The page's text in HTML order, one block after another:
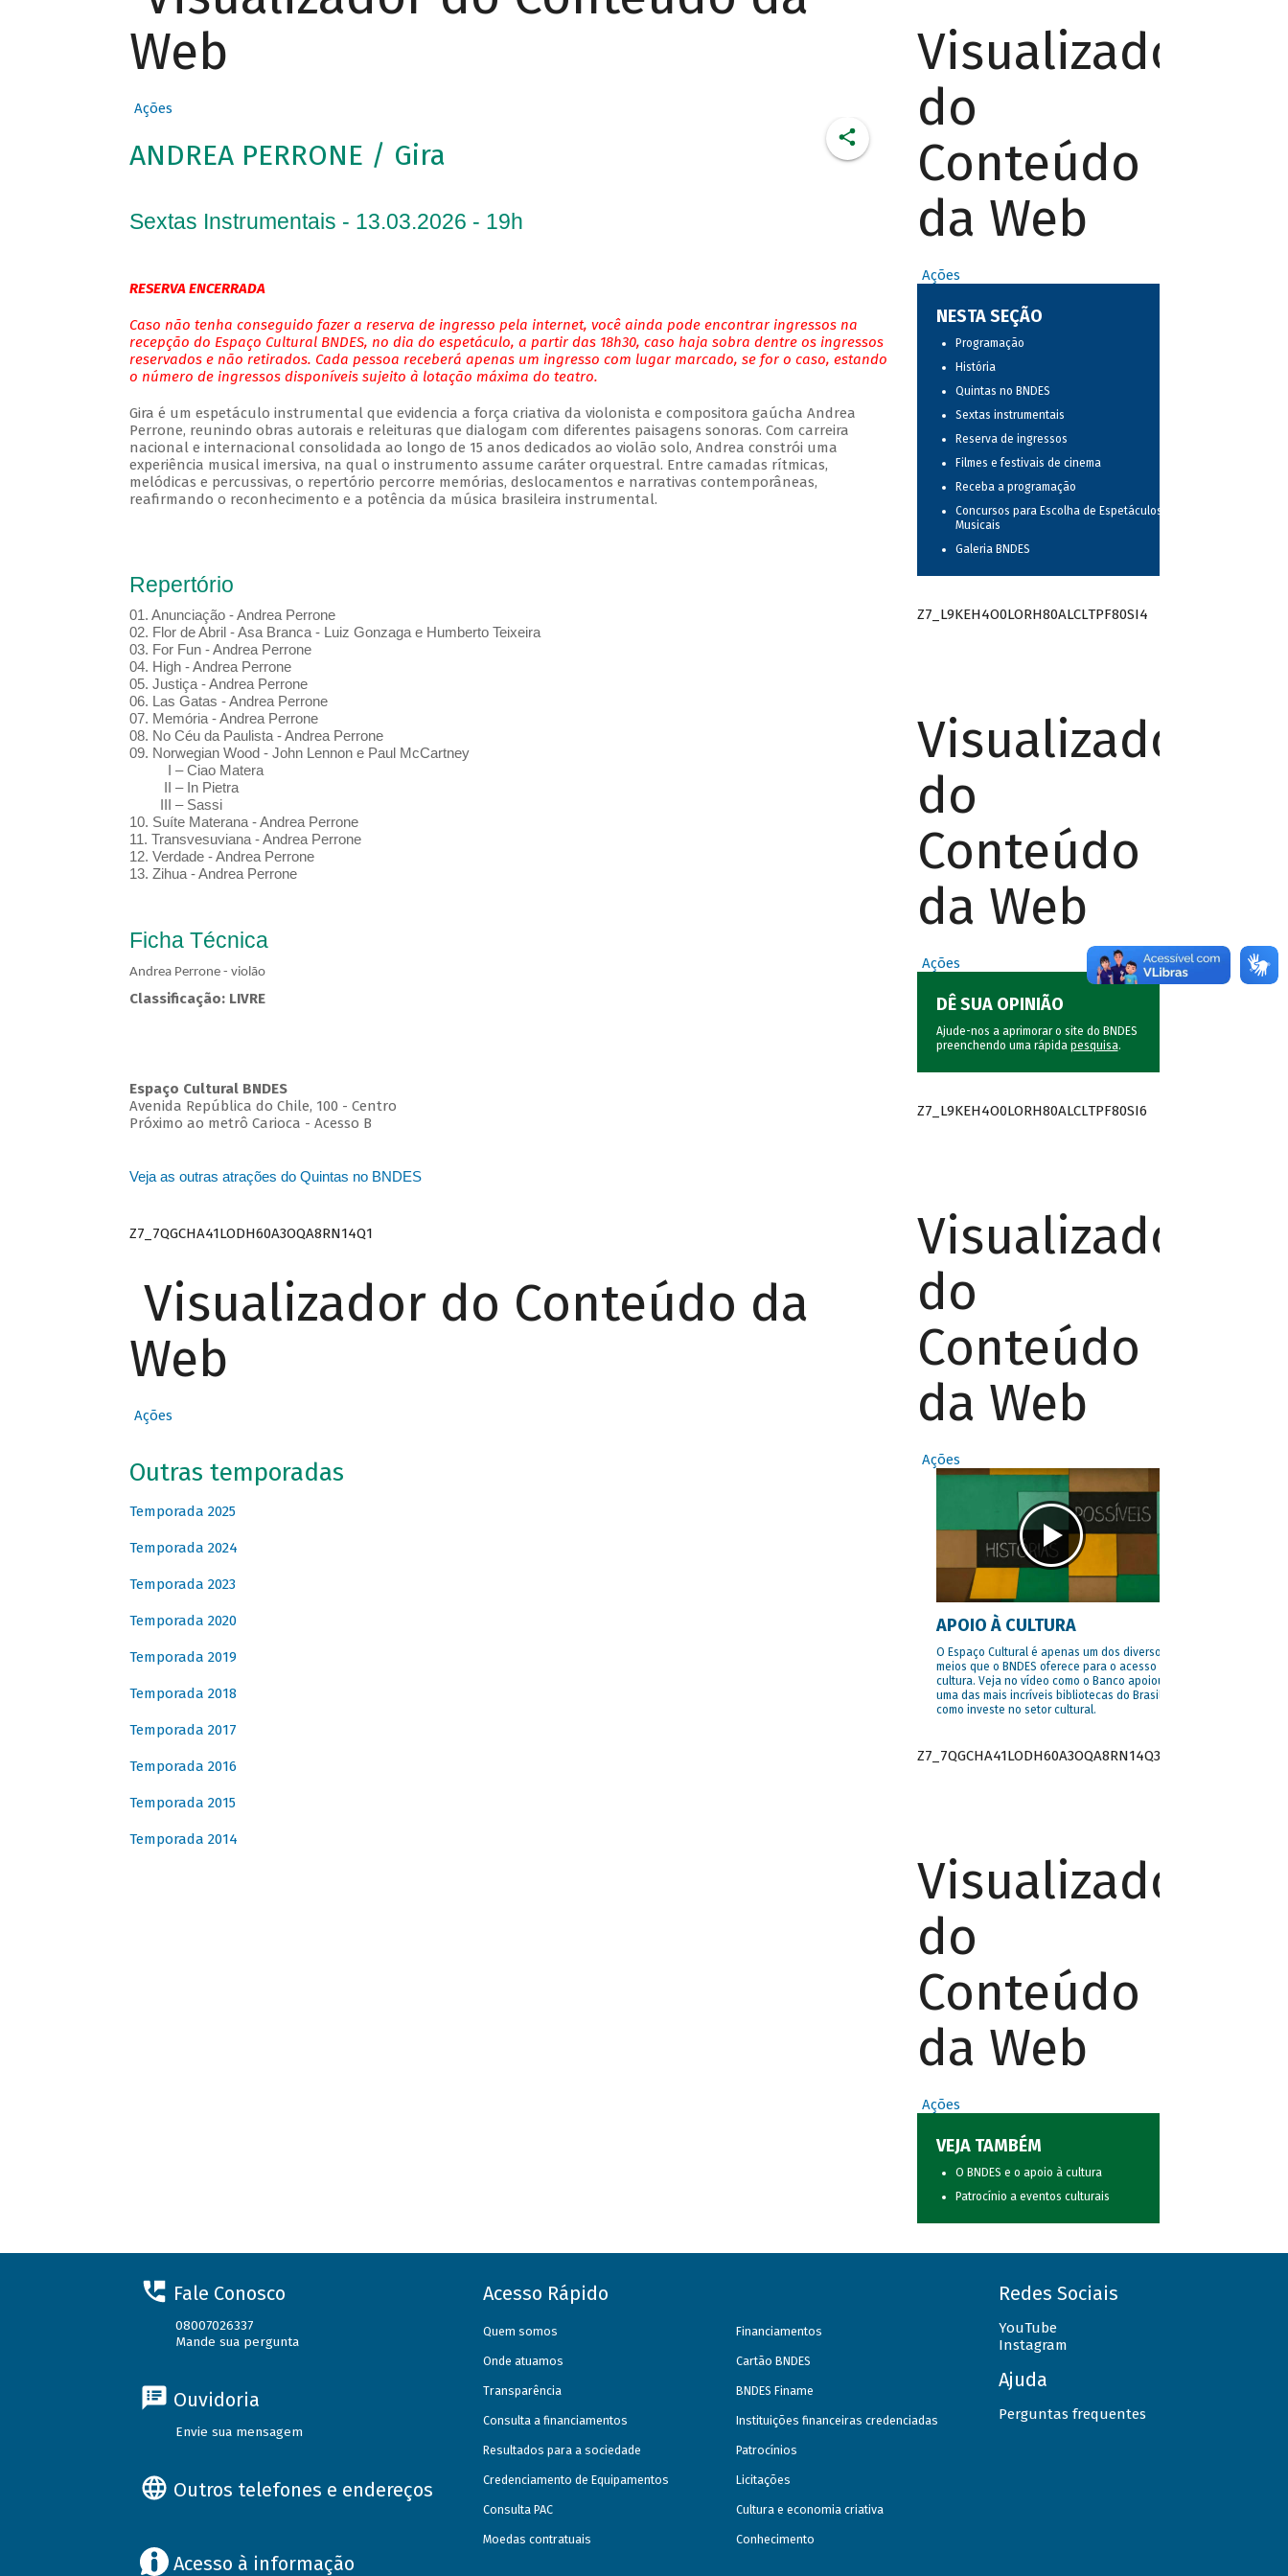
Web
Ações
ANDREA PERRONE / Gira
Sextas Instrumentais - 13.03.2026 - 19h
RESERVA ENCERRADA
Caso não tenha conseguido fazer a reserva de ingresso pela internet, você ainda pode encontrar ingressos na
recepção do Espaço Cultural BNDES, no dia do espetáculo, a partir das 18h30, caso haja sobra dentre os ingressos
reservados e não retirados. Cada pessoa receberá apenas um ingresso com lugar marcado, se for o caso, estando
o número de ingressos disponíveis sujeito à lotação máxima do teatro.
Gira é um espetáculo instrumental que evidencia a força criativa da violonista e compositora gaúcha Andrea
Perrone, reunindo obras autorais e releituras que dialogam com diferentes paisagens sonoras. Com carreira
nacional e internacional consolidada ao longo de 15 anos dedicados ao violão solo, Andrea constrói uma
experiência musical imersiva, na qual o instrumento assume caráter orquestral. Entre camadas rítmicas,
melódicas e percussivas, o repertório percorre memórias, deslocamentos e narrativas contemporâneas,
reafirmando o reconhecimento e a potência da música brasileira instrumental.
Repertório
01.⁠ ⁠Anunciação - Andrea Perrone
02.⁠ ⁠Flor de Abril - Asa Branca - Luiz Gonzaga e Humberto Teixeira
03.⁠ ⁠For Fun - Andrea Perrone
04.⁠ High - Andrea Perrone
05.⁠ ⁠Justiça - Andrea Perrone
06.⁠ Las Gatas - Andrea Perrone
07.⁠ ⁠Memória - Andrea Perrone
08.⁠ ⁠No Céu da Paulista - Andrea Perrone
09.⁠ Norwegian Wood - John Lennon e Paul McCartney
I – Ciao Matera
II – In Pietra
III – Sassi
10.⁠ ⁠Suíte Materana - Andrea Perrone
11.⁠ ⁠Transvesuviana - Andrea Perrone
12.⁠ ⁠Verdade - Andrea Perrone
13. Zihua - Andrea Perrone
Ficha Técnica
Andrea Perrone - violão
Classificação: LIVRE
Espaço Cultural BNDES
Avenida República do Chile, 100 - Centro
Próximo ao metrô Carioca - Acesso B
Veja as outras atrações do Quintas no BNDES
Z7_7QGCHA41LODH60A3OQA8RN14Q1
Visualizador do Conteúdo da
Web
Ações
Outras temporadas
Temporada 2025
Temporada 2024
Temporada 2023
Temporada 2020
Temporada 2019
Temporada 2018
Temporada 2017
Temporada 2016
Temporada 2015
Temporada 2014
Visualizador
do
Conteúdo
da Web
Ações
NESTA SEÇÃO
Programação
História
Quintas no BNDES
Sextas instrumentais
Reserva de ingressos
Filmes e festivais de cinema
Receba a programação
Concursos para Escolha de Espetáculos
Musicais
Galeria BNDES
Z7_L9KEH4O0LORH80ALCLTPF80SI4
Visualizador
do
Conteúdo
da Web
Ações
DÊ SUA OPINIÃO
Ajude-nos a aprimorar o site do BNDES
preenchendo uma rápida pesquisa.
Z7_L9KEH4O0LORH80ALCLTPF80SI6
Visualizador
do
Conteúdo
da Web
Ações
APOIO À CULTURA
O Espaço Cultural é apenas um dos diversos
meios que o BNDES oferece para o acesso à
cultura. Veja no vídeo como o Banco apoiou
uma das mais incríveis bibliotecas do Brasil e
como investe no setor cultural.
Z7_7QGCHA41LODH60A3OQA8RN14Q3
Visualizador
do
Conteúdo
da Web
Ações
VEJA TAMBÉM
O BNDES e o apoio à cultura
Patrocínio a eventos culturais
Fale Conosco
08007026337
Mande sua pergunta
Ouvidoria
Envie sua mensagem
Outros telefones e endereços
Acesso à informação
Acesso Rápido
Quem somos
Onde atuamos
Transparência
Consulta a financiamentos
Resultados para a sociedade
Credenciamento de Equipamentos
Consulta PAC
Moedas contratuais
Financiamentos
Cartão BNDES
BNDES Finame
Instituições financeiras credenciadas
Patrocínios
Licitações
Cultura e economia criativa
Conhecimento
Redes Sociais
YouTube
Instagram
Ajuda
Perguntas frequentes